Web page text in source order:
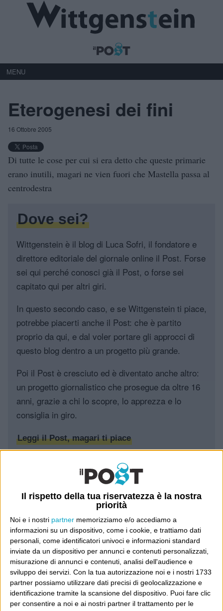
Il rispetto della tua riservatezza è la nostra
priorità
Noi e i nostri partner memorizziamo e/o accediamo a
informazioni su un dispositivo, come i cookie, e trattiamo dati
personali, come identificatori univoci e informazioni standard
inviate da un dispositivo per annunci e contenuti personalizzati,
misurazione di annunci e contenuti, analisi dell'audience e
sviluppo dei servizi. Con la tua autorizzazione noi e i nostri 1733
partner possiamo utilizzare dati precisi di geolocalizzazione e
identificazione tramite la scansione del dispositivo. Puoi fare clic
per consentire a noi e ai nostri partner il trattamento per le
MENU
Eterogenesi dei fini
16 Ottobre 2005
Di tutte le cose per cui si era detto che queste primarie
erano inutili, magari ne vien fuori che Mastella passa al
centrodestra
Dove sei?
Wittgenstein è il blog di Luca Sofri, il fondatore e
direttore editoriale del giornale online il Post. Forse
sei qui perché conosci già il Post, o forse sei
capitato qui per altri giri.
In questo secondo caso, e se Wittgenstein ti piace,
potrebbe piacerti anche il Post: che è partito
proprio da qui, e dal voler portare gli approcci di
questo blog dentro a un progetto più grande.
Poi il Post è cresciuto ed è diventato anche altro:
un progetto giornalistico che prosegue da oltre 16
anni, grazie a chi lo scopre, lo apprezza e lo
consiglia in giro.
Leggi il Post, magari ti piace
Wittgenstein
POST PRECEDENTE
Coscienza civica
POST SUCCESSIVO
Inequivocabile
E per i regali di Natale